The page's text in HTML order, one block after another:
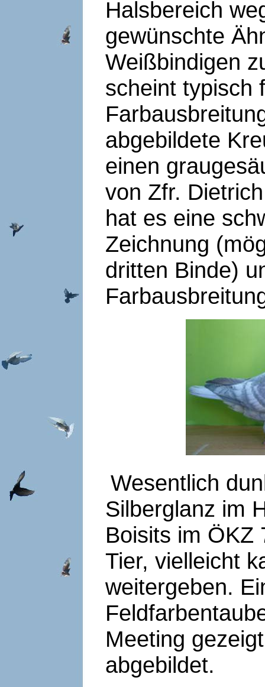
Halsbereich
gewünschte
Weißbindigen
scheint typisch
abgebildete
einen
von Zfr.
hat es eine
Zeichnung
dritten Binde)
Wesentlich
Silberglanz im
Boisits im ÖKZ
Tier, vielleicht
weitergeben.
Meeting
abgebildet.